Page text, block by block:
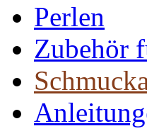
Perlen
Zubehör